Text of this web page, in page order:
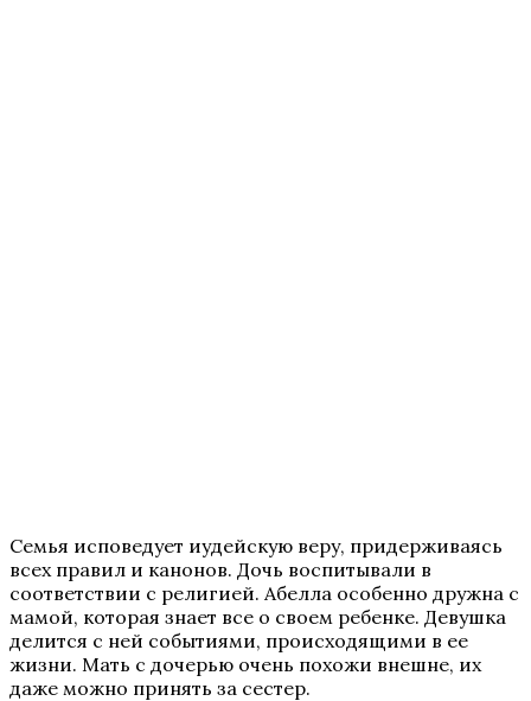
Семья исповедует иудейскую веру, придерживаясь
всех правил и канонов. Дочь воспитывали в
соответствии с религией. Абелла особенно дружна с
мамой, которая знает все о своем ребенке. Девушка
делится с ней событиями, происходящими в ее
жизни. Мать с дочерью очень похожи внешне, их
даже можно принять за сестер.